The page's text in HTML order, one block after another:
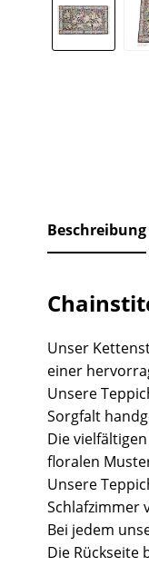
Beschreibung
Unser
einer
Unsere
Sorgfalt
Die
floralen
Unsere
Schlafzimmer
Bei jedem
Die Rückseite